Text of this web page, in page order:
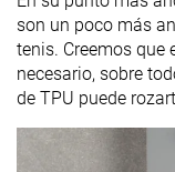
son un poco más
tenis. Creemos que
necesario, sobre
de TPU puede